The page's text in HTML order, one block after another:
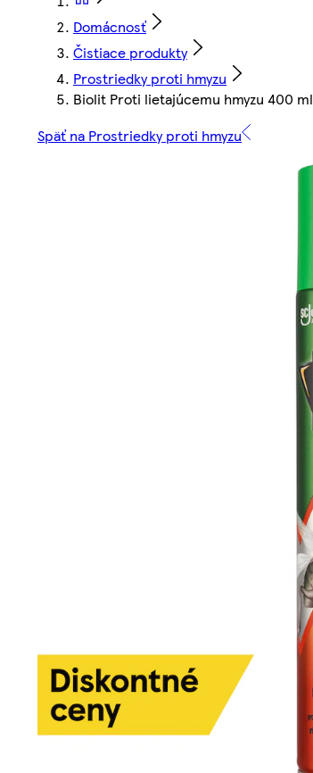
Domácnosť
Čistiace produkty
Prostriedky proti hmyzu
Biolit Proti lietajúcemu hmyzu 400 ml
Späť na Prostriedky proti hmyzu